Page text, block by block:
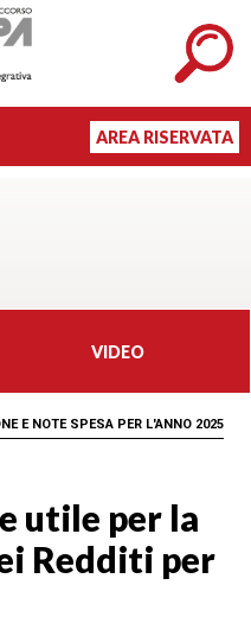
AREA RISERVATA
VIDEO
E NOTE SPESA PER L'ANNO 2025
utile per la
Redditi per